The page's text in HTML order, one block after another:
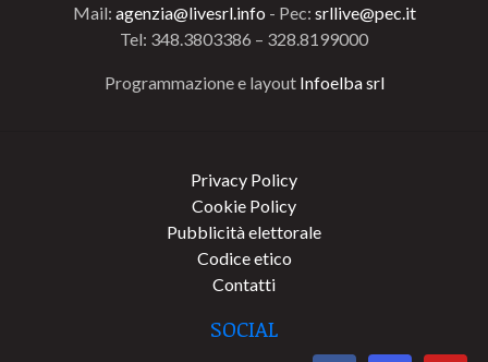
Mail: agenzia@livesrl.info - Pec: srllive@pec.it
Tel: 348.3803386 – 328.8199000
Programmazione e layout Infoelba srl
Privacy Policy
Cookie Policy
Pubblicità elettorale
Codice etico
Contatti
SOCIAL